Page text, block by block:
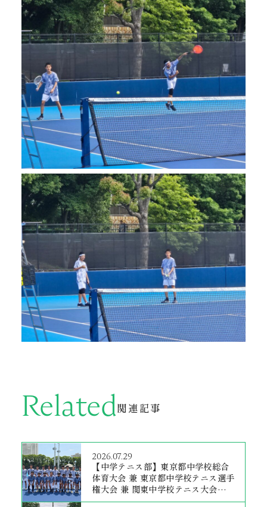
Related関連記事
2026.07.29
【中学テニス部】東京都中学校総合
体育大会 兼 東京都中学校テニス選手
権大会 兼 関東中学校テニス大会予選
会[学校対抗の部]